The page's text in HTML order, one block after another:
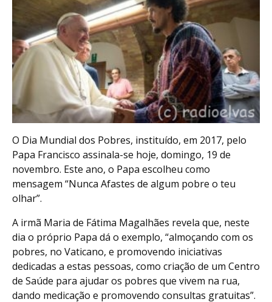
O Dia Mundial dos Pobres, instituído, em 2017, pelo
Papa Francisco assinala-se hoje, domingo, 19 de
novembro. Este ano, o Papa escolheu como
mensagem “Nunca Afastes de algum pobre o teu
olhar”.
A irmã Maria de Fátima Magalhães revela que, neste
dia o próprio Papa dá o exemplo, “almoçando com os
pobres, no Vaticano, e promovendo iniciativas
dedicadas a estas pessoas, como criação de um Centro
de Saúde para ajudar os pobres que vivem na rua,
dando medicação e promovendo consultas gratuitas”.